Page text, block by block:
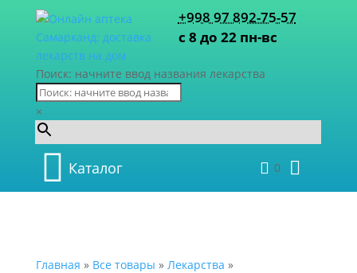
+998 97 892-75-57
с 8 до 22 пн-вс
Поиск: начните ввод названия лекарства
×
Каталог 0
Главная » Все товары » Лекарства »